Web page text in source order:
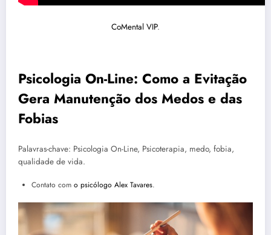
CoMental VIP.
Psicologia On-Line: Como a Evitação
Gera Manutenção dos Medos e das
Fobias
Palavras-chave: Psicologia On-Line, Psicoterapia, medo, fobia,
qualidade de vida.
Contato com o psicólogo Alex Tavares.